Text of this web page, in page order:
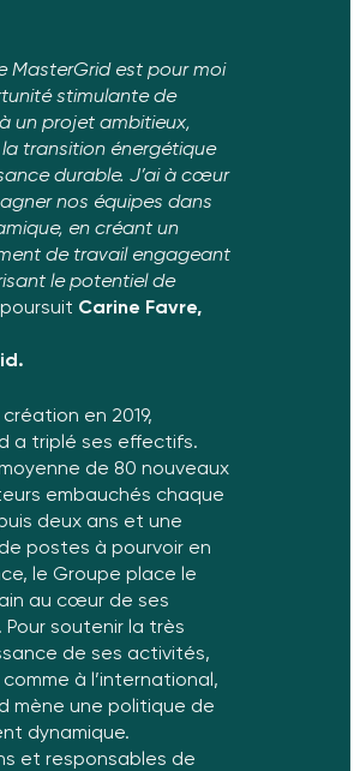
MasterGrid est pour moi
stimulante de
un projet ambitieux,
transition énergétique
durable. J’ai à cœur
nos équipes dans
en créant un
de travail engageant
le potentiel de
Carine Favre,
en 2019,
a triplé ses effectifs.
de 80 nouveaux
embauchés chaque
deux ans et une
postes à pourvoir en
le Groupe place le
au cœur de ses
Pour soutenir la très
de ses activités,
à l’international,
mène une politique de
dynamique.
et responsables de